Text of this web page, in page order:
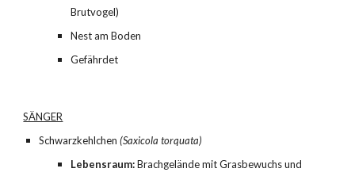
Brutvogel)
Nest am Boden
Gefährdet
SÄNGER
Schwarzkehlchen (Saxicola torquata)
Lebensraum: Brachgelände mit Grasbewuchs und